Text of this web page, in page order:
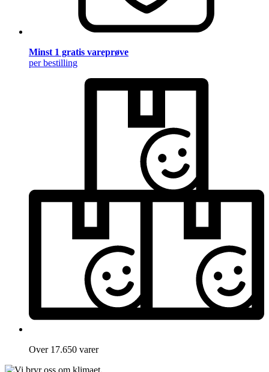
Minst 1 gratis vareprøve
per bestilling
Over 17.650 varer